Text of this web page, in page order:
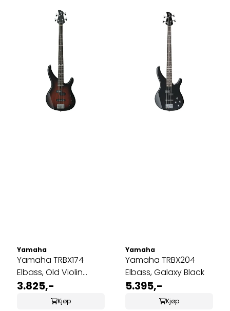
Yamaha
Yamaha TRBX174
Elbass, Old Violin
Sunburst
3.825,-
Kjøp
Yamaha
Yamaha TRBX204
Elbass, Galaxy Black
5.395,-
Kjøp